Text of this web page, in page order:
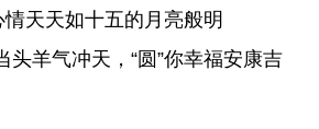
情天天如十五的月亮般明
头羊气冲天，“圆”你幸福安康吉